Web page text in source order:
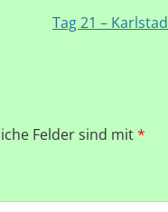
Tag 21 – Karlstad
Felder sind mit*